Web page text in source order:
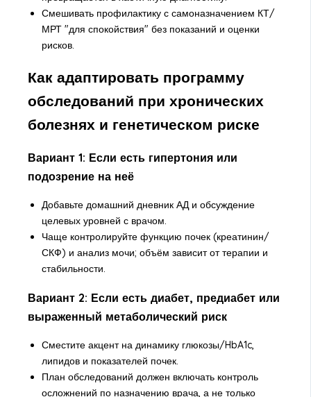
Смешивать профилактику с самоназначением КТ/
МРТ "для спокойствия" без показаний и оценки
рисков.
Как адаптировать программу
обследований при хронических
болезнях и генетическом риске
Вариант 1: Если есть гипертония или
подозрение на неё
Добавьте домашний дневник АД и обсуждение
целевых уровней с врачом.
Чаще контролируйте функцию почек (креатинин/
СКФ) и анализ мочи; объём зависит от терапии и
стабильности.
Вариант 2: Если есть диабет, предиабет или
выраженный метаболический риск
Сместите акцент на динамику глюкозы/HbA1c,
липидов и показателей почек.
План обследований должен включать контроль
осложнений по назначению врача, а не только